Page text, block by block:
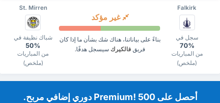
St. Mirren Falkirk
شباك نظيفة في
50%
من المباريات
(ملخص)
غير مؤكد
بناءً على بياناتنا، هناك شك بشأن ما إذا كان
فريق فالكيرك سيسجل هدفًا.
سجل في
70%
من المباريات
(ملخص)
‏أحصل على Premium! 500 دوري إضافي مربح.